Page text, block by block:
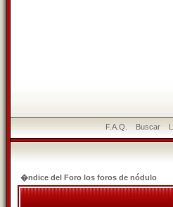
F.A.Q. Buscar
�ndice del Foro los foros de nódulo